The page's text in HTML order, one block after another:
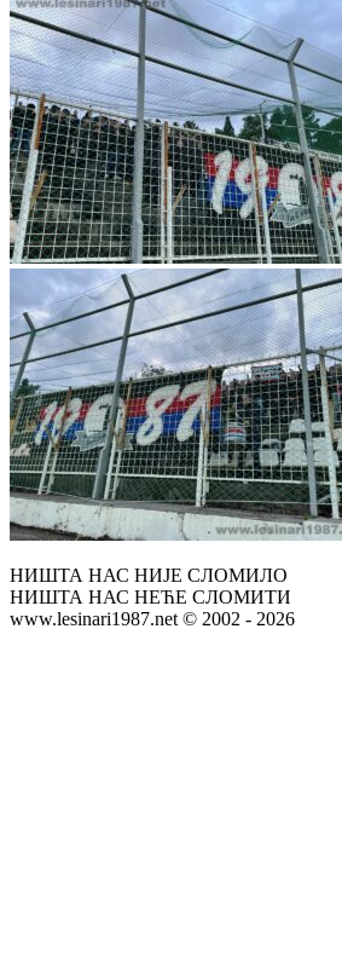
НИШТА НАС НИЈЕ СЛОМИЛО
НИШТА НАС НЕЋЕ СЛОМИТИ
www.lesinari1987.net © 2002 - 2026